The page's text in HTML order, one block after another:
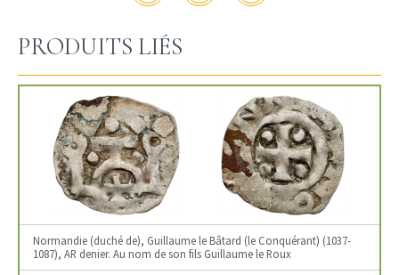
PRODUITS LIÉS
Normandie (duché de), Guillaume le Bâtard (le Conquérant) (1037-
1087), AR denier. Au nom de son fils Guillaume le Roux